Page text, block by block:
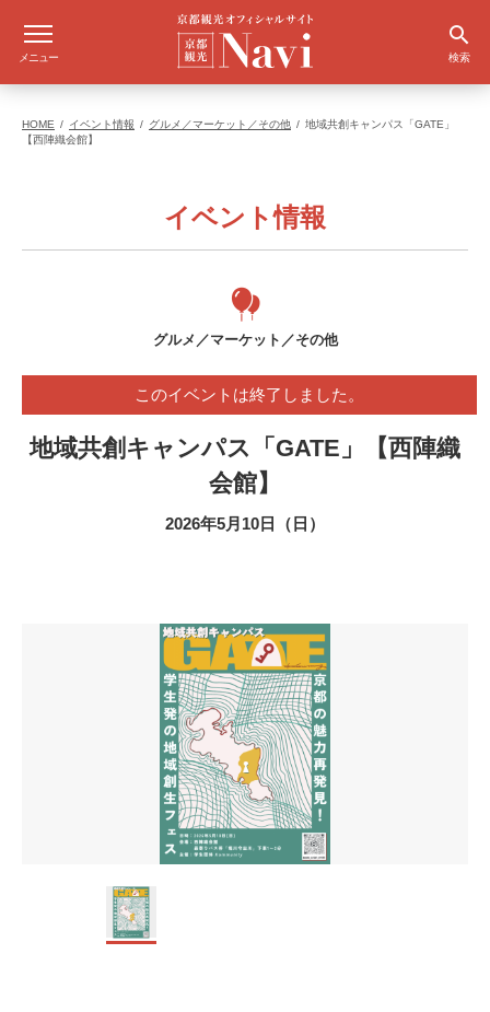
メニュー 検索
HOME イベント情報 グルメ／マーケット／その他
地域共創キャンパス「GATE」
【西陣織会館】
イベント情報
グルメ／マーケット／その他
このイベントは終了しました。
地域共創キャンパス「GATE」【西陣織
会館】
2026年5月10日（日）